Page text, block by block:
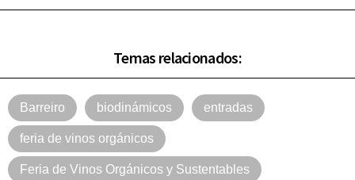
Temas relacionados:
Barreiro biodinámicos entradas
feria de vinos orgánicos
Feria de Vinos Orgánicos y Sustentables